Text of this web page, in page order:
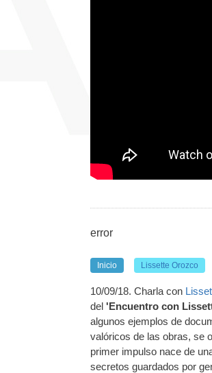
error
Inicio Lissette Orozco
10/09/18. Charla con
del 'Encuentro con
algunos ejemplos de
valóricos de las obras, se
primer impulso nace de
secretos guardados por